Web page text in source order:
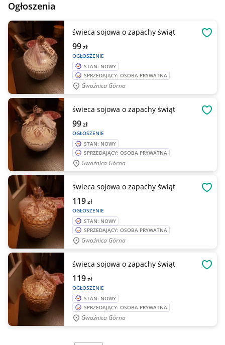
Ogłoszenia
świeca sojowa o zapachy świąt
OGŁOSZENIE
99zł
STAN: NOWY
SPRZEDAJĄCY: OSOBA PRYWATNA
Gwoźnica Górna
świeca sojowa o zapachy świąt
OGŁOSZENIE
99zł
STAN: NOWY
SPRZEDAJĄCY: OSOBA PRYWATNA
Gwoźnica Górna
świeca sojowa o zapachy świąt
OGŁOSZENIE
119zł
STAN: NOWY
SPRZEDAJĄCY: OSOBA PRYWATNA
Gwoźnica Górna
świeca sojowa o zapachy świąt
OGŁOSZENIE
119zł
STAN: NOWY
SPRZEDAJĄCY: OSOBA PRYWATNA
Gwoźnica Górna